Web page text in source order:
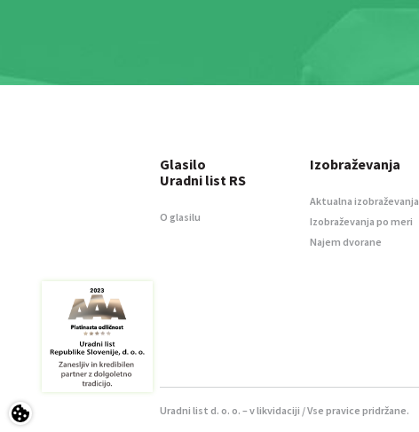
Glasilo
Uradni list RS
O glasilu
Izobraževanja
Aktualna izobraževanja
Izobraževanja po meri
Najem dvorane
Uradni list d. o. o. – v likvidaciji / Vse pravice pridržane.